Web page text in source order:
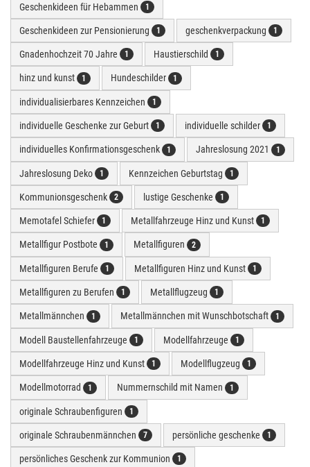
Geschenkideen für Hebammen 1
Geschenkideen zur Pensionierung 1 geschenkverpackung 1
Gnadenhochzeit 70 Jahre 1 Haustierschild 1
hinz und kunst 1 Hundeschilder 1
individualisierbares Kennzeichen 1
individuelle Geschenke zur Geburt 1 individuelle schilder 1
individuelles Konfirmationsgeschenk 1 Jahreslosung 2021 1
Jahreslosung Deko 1 Kennzeichen Geburtstag 1
Kommunionsgeschenk 2 lustige Geschenke 1
Memotafel Schiefer 1 Metallfahrzeuge Hinz und Kunst 1
Metallfigur Postbote 1 Metallfiguren 2
Metallfiguren Berufe 1 Metallfiguren Hinz und Kunst 1
Metallfiguren zu Berufen 1 Metallflugzeug 1
Metallmännchen 1 Metallmännchen mit Wunschbotschaft 1
Modell Baustellenfahrzeuge 1 Modellfahrzeuge 1
Modellfahrzeuge Hinz und Kunst 1 Modellflugzeug 1
Modellmotorrad 1 Nummernschild mit Namen 1
originale Schraubenfiguren 1
originale Schraubenmännchen 7 persönliche geschenke 1
persönliches Geschenk zur Kommunion 1